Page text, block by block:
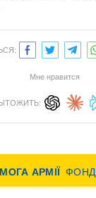
Мне нравится